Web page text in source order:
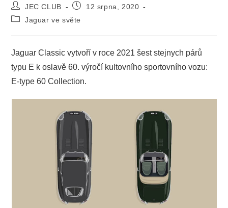
Autor
příspěvku
JEC CLUB
Příspěvek
publikován
12 srpna, 2020
RubrikyJaguar ve světe
Jaguar Classic vytvoří v roce 2021 šest stejnych párů
typu E k oslavě 60. výročí kultovního sportovního vozu:
E-type 60 Collection.